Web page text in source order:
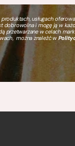
usługach
dobrowolna i mogę ją w
w celach
można znaleźć w